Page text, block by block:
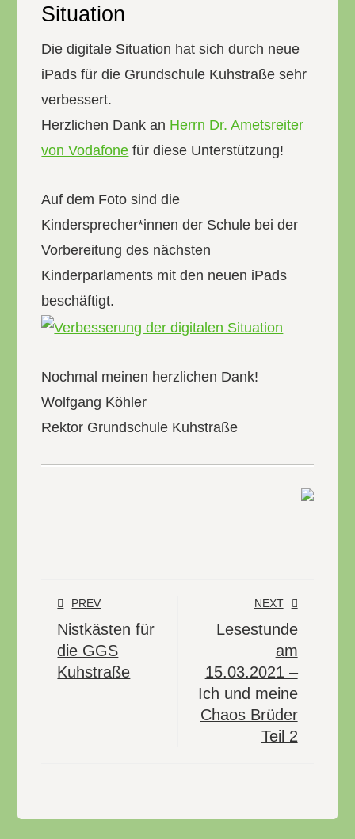
Situation
Die digitale Situation hat sich durch neue
iPads für die Grundschule Kuhstraße sehr
verbessert.
Herzlichen Dank an Herrn Dr. Ametsreiter
von Vodafone für diese Unterstützung!
Auf dem Foto sind die
Kindersprecher*innen der Schule bei der
Vorbereitung des nächsten
Kinderparlaments mit den neuen iPads
beschäftigt.
Nochmal meinen herzlichen Dank!
Wolfgang Köhler
Rektor Grundschule Kuhstraße
PREV
Nistkästen für
die GGS
Kuhstraße
NEXT
Lesestunde
am
15.03.2021 –
Ich und meine
Chaos Brüder
Teil 2